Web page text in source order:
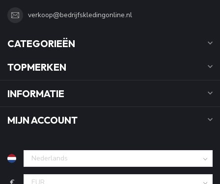
verkoop@bedrijfskledingonline.nl
CATEGORIEËN
TOPMERKEN
INFORMATIE
MIJN ACCOUNT